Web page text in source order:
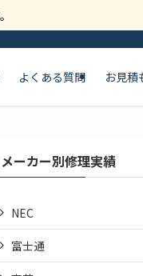
よくある質問 お見積
メーカー別修理実績
NEC
富士通